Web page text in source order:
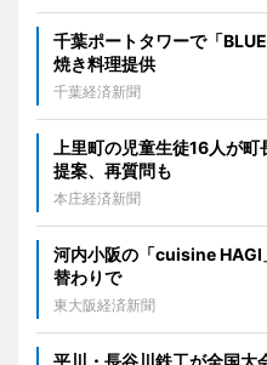
千葉ポートタワーで「
焼き料理提供
千葉経済新聞
上里町の児童生徒16人が
提案、再質問も
本庄経済新聞
河内小阪の「cuisine
替わりで
東大阪経済新聞